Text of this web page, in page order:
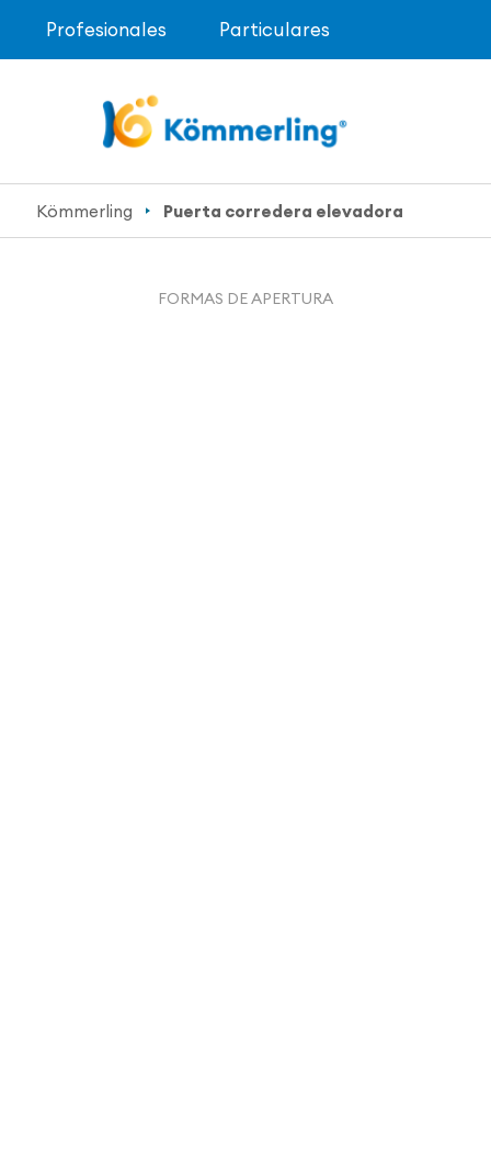
Profesionales Particulares
Kömmerling Puerta corredera elevadora
FORMAS DE APERTURA